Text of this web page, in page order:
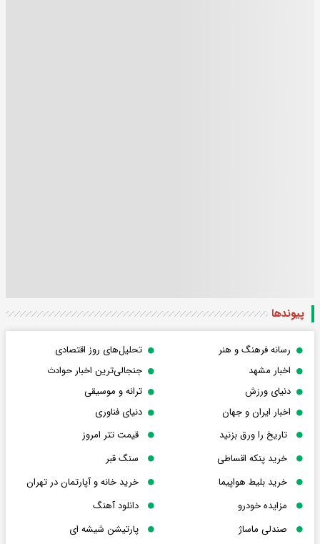
پیوندها
رسانه فرهنگ و هنر
تحلیل‌های روز اقتصادی
اخبار مشهد
جنجالی‌ترین اخبار حوادث
دنیای ورزش
ترانه و موسیقی
اخبار ایران و جهان
دنیای فناوری
تاریخ را ورق بزنید
قیمت تتر امروز
خرید پنکه اقساطی
سنگ قبر
خرید بلیط هواپیما
خرید خانه و آپارتمان در تهران
مزایده خودرو
دانلود آهنگ
صندلی ماساژ
پارتیشن شیشه ای